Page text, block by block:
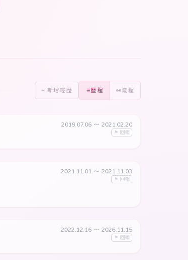
+ 新增經歷 歷程 流程
2019.07.06 〜 2021.02.20
⚑ 回報
2021.11.01 〜 2021.11.03
⚑ 回報
2022.12.16 〜 2026.11.15
⚑ 回報